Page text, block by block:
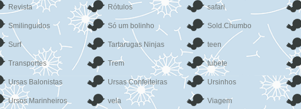
Revista Rótulos safari
Smilinguidos Só um bolinho Sold.Chumbo
Surf Tartarugas Ninjas teen
Transportes Trem tubete
Ursas Balonistas Ursas Confeiteiras Ursinhos
Ursos Marinheiros vela Viagem